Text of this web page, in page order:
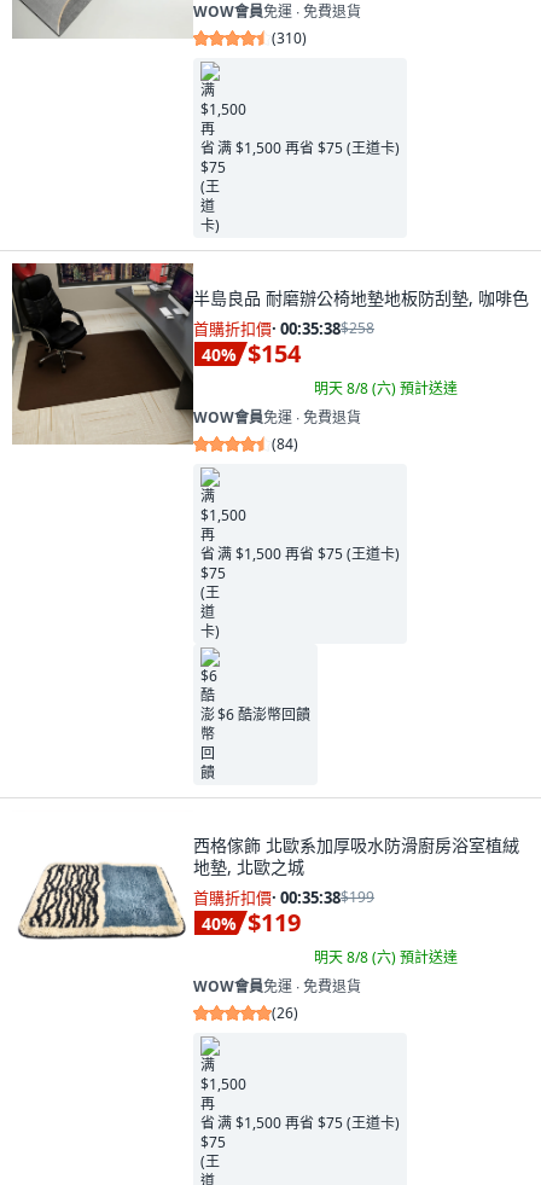
WOW會員免運 ∙ 免費退貨
(310)
满 $1,500 再省 $75 (王道卡)
半島良品 耐磨辦公椅地墊地板防刮墊, 咖啡色
首購折扣價· 00:35:37$258
40% $154
明天 8/8 (六)預計送達
WOW會員免運 ∙ 免費退貨
(84)
满 $1,500 再省 $75 (王道卡)
$6 酷澎幣回饋
西格傢飾 北歐系加厚吸水防滑廚房浴室植絨
地墊, 北歐之城
首購折扣價· 00:35:37$199
40% $119
明天 8/8 (六)預計送達
WOW會員免運 ∙ 免費退貨
(26)
满 $1,500 再省 $75 (王道卡)